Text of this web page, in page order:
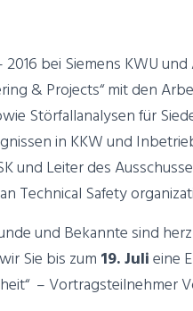
bei Siemens KWU
& Projects“ mit den
Störfallanalysen für
in KKW und
und Leiter des
Technical Safety
und Bekannte sind
Sie bis zum 19. Julieine
– Vortragsteilnehmer